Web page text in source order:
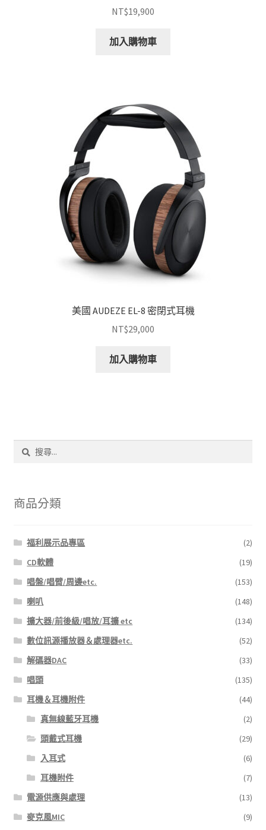
NT$19,900
加入購物車
美國 AUDEZE EL-8 密閉式耳機
NT$29,000
加入購物車
字:
商品分類
福利展示品專區
(2)
CD軟體
(19)
唱盤/唱臂/周邊etc.
(153)
喇叭
(148)
擴大器/前後級/唱放/耳擴 etc
(134)
數位訊源播放器＆處理器etc.
(52)
解碼器DAC
(33)
唱頭
(135)
耳機＆耳機附件
(44)
真無線藍牙耳機
(2)
頭戴式耳機
(29)
入耳式
(6)
耳機附件
(7)
電源供應與處理
(13)
麥克風MIC
(9)